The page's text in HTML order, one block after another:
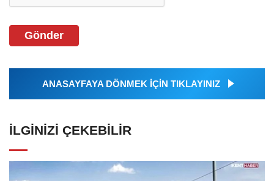
Gönder
ANASAYFAYA DÖNMEK İÇİN TIKLAYINIZ
İLGINIZI ÇEKEBILIR